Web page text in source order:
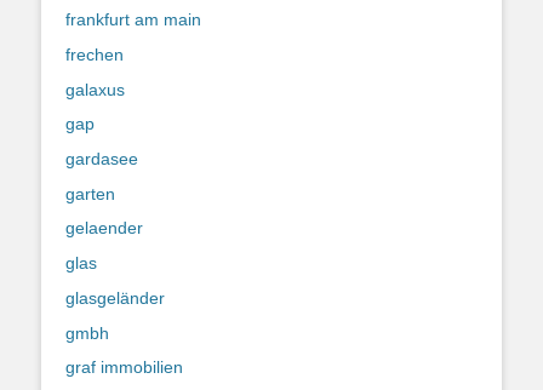
frankfurt am main
frechen
galaxus
gap
gardasee
garten
gelaender
glas
glasgeländer
gmbh
graf immobilien